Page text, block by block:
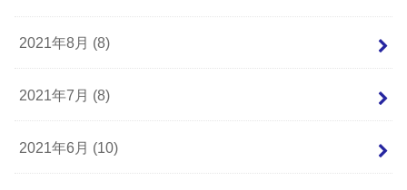
2021年8月 (8)
2021年7月 (8)
2021年6月 (10)